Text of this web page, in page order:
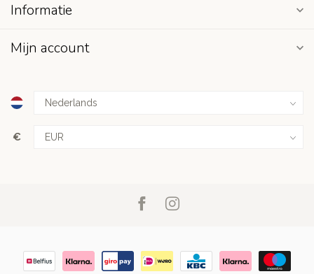
Informatie
Mijn account
€